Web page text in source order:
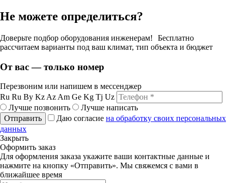
Не можете определиться?
Доверьте подбор оборудования инженерам! Бесплатно
рассчитаем варианты под ваш климат, тип объекта и бюджет
От вас — только номер
Перезвоним или напишем в мессенджер
Ru Ru By Kz Az Am Ge Kg Tj Uz
Лучше позвонить
Лучше написать
Отправить
Даю согласие на обработку своих персональных
данных
Закрыть
Оформить заказ
Для оформления заказа укажите ваши контактные данные и
нажмите на кнопку «Отправить». Мы свяжемся с вами в
ближайшее время